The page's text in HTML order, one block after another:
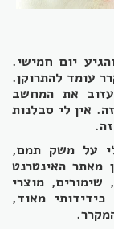
יום חמישי.
עומד להתרוקן.
את המחשב
אין לי סבלנות
לי על משק תמם,
מאתר האינטרנט
שימורים, מוצרי
מאוד,